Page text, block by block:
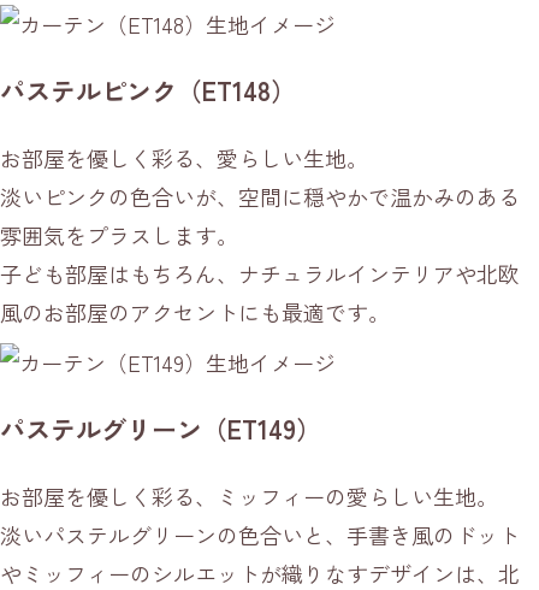
パステルピンク（ET148）
お部屋を優しく彩る、愛らしい生地。
淡いピンクの色合いが、空間に穏やかで温かみのある
雰囲気をプラスします。
子ども部屋はもちろん、ナチュラルインテリアや北欧
風のお部屋のアクセントにも最適です。
パステルグリーン（ET149）
お部屋を優しく彩る、ミッフィーの愛らしい生地。
淡いパステルグリーンの色合いと、手書き風のドット
やミッフィーのシルエットが織りなすデザインは、北